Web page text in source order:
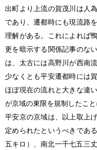
出町より上流の賀茂川は人
であり、遷都時にも現流路
理解がある。これによれば
更を暗示する関係記事のな
は、太古には高野川が西南
少なくとも平安遷都時には賀
ほぼ現在の流れと大きな違
が京域の東限を規制したこと
平安京の京域は、以上取上
定められたというべきであ
五キロ）
、南北一千七五三丈